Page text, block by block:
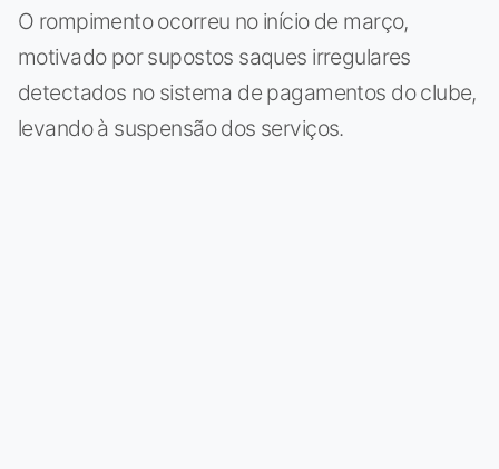
O rompimento ocorreu no início de março,
motivado por supostos saques irregulares
detectados no sistema de pagamentos do clube,
levando à suspensão dos serviços.